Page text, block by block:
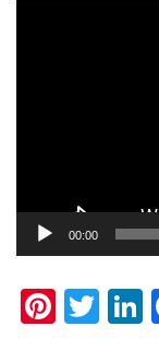
00:00
Pi T